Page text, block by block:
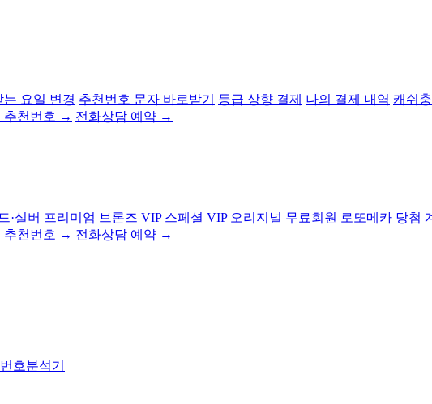
는 요일 변경 추천번호 문자 바로받기 등급 상향 결제 나의 결제 내역 캐쉬
추천번호 → 전화상담 예약 →
·실버 프리미엄 브론즈 VIP 스페셜 VIP 오리지널 무료회원 로또메카 당첨
추천번호 → 전화상담 예약 →
호분석기